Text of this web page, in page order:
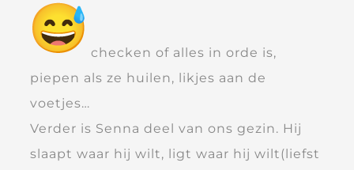
checken of alles in orde is,
piepen als ze huilen, likjes aan de
voetjes…
Verder is Senna deel van ons gezin. Hij
slaapt waar hij wilt, ligt waar hij wilt(liefst